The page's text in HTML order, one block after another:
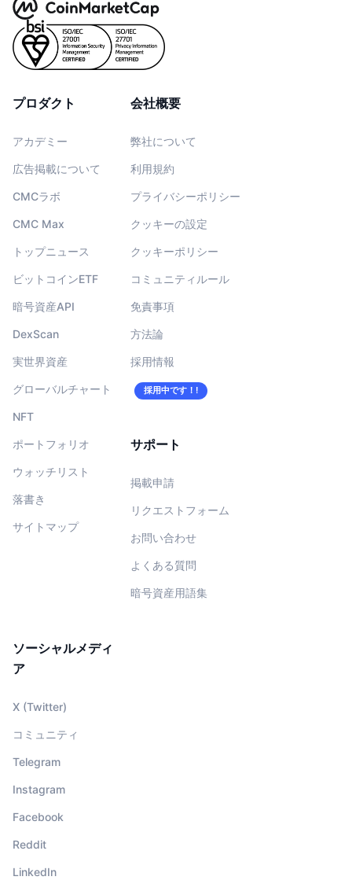
プロダクト
アカデミー
広告掲載について
CMCラボ
CMC Max
トップニュース
ビットコインETF
暗号資産API
DexScan
実世界資産
グローバルチャート
NFT
ポートフォリオ
ウォッチリスト
落書き
サイトマップ
会社概要
弊社について
利用規約
プライバシーポリシー
クッキーの設定
クッキーポリシー
コミュニティルール
免責事項
方法論
採用情報
採用中です！!
サポート
掲載申請
リクエストフォーム
お問い合わせ
よくある質問
暗号資産用語集
ソーシャルメディ
ア
X (Twitter)
コミュニティ
Telegram
Instagram
Facebook
Reddit
LinkedIn